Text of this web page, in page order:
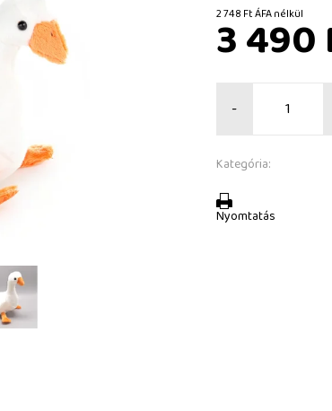
2 748 Ft ÁFA nélkül
3 490
-
Kategória:
Nyomtatás